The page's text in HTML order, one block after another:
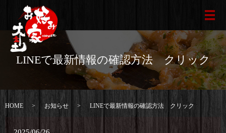
メ
LINEで最新情報の確認方法 クリック
HOME お知らせ LINEで最新情報の確認方法 クリック